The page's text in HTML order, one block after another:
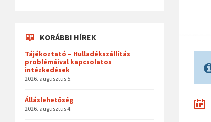
KORÁBBI HÍREK
Tájékoztató – Hulladékszállítás
problémáival kapcsolatos
intézkedések
2026. augusztus 5.
Álláslehetőség
2026. augusztus 4.